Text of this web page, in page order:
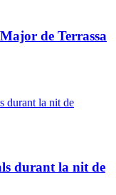
de Terrassa
durant la nit de